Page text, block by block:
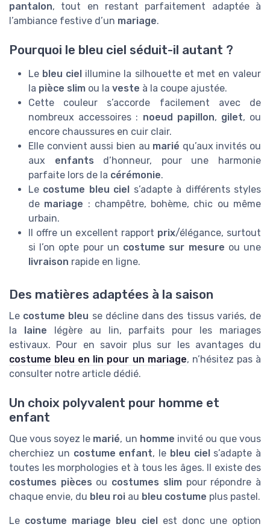
pantalon, tout en restant parfaitement adaptée à
l’ambiance festive d’un mariage.
Pourquoi le bleu ciel séduit-il autant ?
Le bleu ciel illumine la silhouette et met en valeur
la pièce slim ou la veste à la coupe ajustée.
Cette couleur s’accorde facilement avec de
nombreux accessoires : noeud papillon, gilet, ou
encore chaussures en cuir clair.
Elle convient aussi bien au marié qu’aux invités ou
aux enfants d’honneur, pour une harmonie
parfaite lors de la cérémonie.
Le costume bleu ciel
s’adapte à différents styles
de mariage : champêtre, bohème, chic ou même
urbain.
Il offre un excellent rapport prix/élégance, surtout
si l’on opte pour un costume sur mesure ou une
livraison rapide en ligne.
Des matières adaptées à la saison
Le costume bleu se décline dans des tissus variés, de
la laine légère au lin, parfaits pour les mariages
estivaux. Pour en savoir plus sur les avantages du
costume bleu en lin pour un mariage, n’hésitez pas à
consulter notre article dédié.
Un choix polyvalent pour homme et
enfant
Que vous soyez le marié, un homme invité ou que vous
cherchiez un costume enfant, le bleu ciels’adapte à
toutes les morphologies et à tous les âges. Il existe des
costumes pièces ou costumes slimpour répondre à
chaque envie, du bleu roi au bleu costume plus pastel.
Le costume mariage bleu cielest donc une option